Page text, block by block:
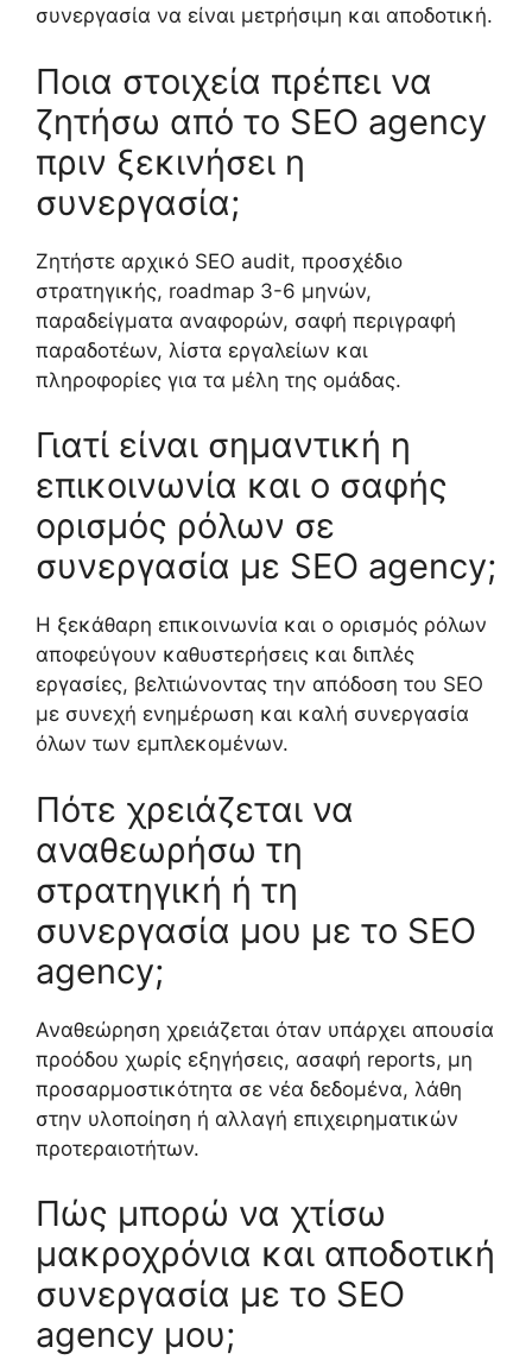
συνεργασία να είναι μετρήσιμη και αποδοτική.
Ποια στοιχεία πρέπει να
ζητήσω από το SEO agency
πριν ξεκινήσει η
συνεργασία;
Ζητήστε αρχικό SEO audit, προσχέδιο
στρατηγικής, roadmap 3-6 μηνών,
παραδείγματα αναφορών, σαφή περιγραφή
παραδοτέων, λίστα εργαλείων και
πληροφορίες για τα μέλη της ομάδας.
Γιατί είναι σημαντική η
επικοινωνία και ο σαφής
ορισμός ρόλων σε
συνεργασία με SEO agency;
Η ξεκάθαρη επικοινωνία και ο ορισμός ρόλων
αποφεύγουν καθυστερήσεις και διπλές
εργασίες, βελτιώνοντας την απόδοση του SEO
με συνεχή ενημέρωση και καλή συνεργασία
όλων των εμπλεκομένων.
Πότε χρειάζεται να
αναθεωρήσω τη
στρατηγική ή τη
συνεργασία μου με το SEO
agency;
Αναθεώρηση χρειάζεται όταν υπάρχει απουσία
προόδου χωρίς εξηγήσεις, ασαφή reports, μη
προσαρμοστικότητα σε νέα δεδομένα, λάθη
στην υλοποίηση ή αλλαγή επιχειρηματικών
προτεραιοτήτων.
Πώς μπορώ να χτίσω
μακροχρόνια και αποδοτική
συνεργασία με το SEO
agency μου;